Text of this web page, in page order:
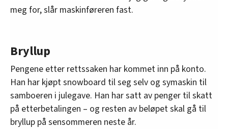
meg for, slår maskinføreren fast.
Bryllup
Pengene etter rettssaken har kommet inn på konto.
Han har kjøpt snowboard til seg selv og symaskin til
samboeren i julegave. Han har satt av penger til skatt
på etterbetalingen – og resten av beløpet skal gå til
bryllup på sensommeren neste år.